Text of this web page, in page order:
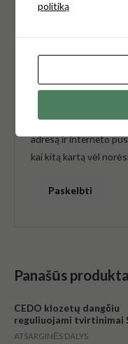
Pavadinimas
Noriu savo
adresą ir interneto
kai kitą kartą vėl
Panašūs
CEDO klozetų dangčiu
reguliuojami tvirtinimai
ATSARGINĖS DALYS
politiką